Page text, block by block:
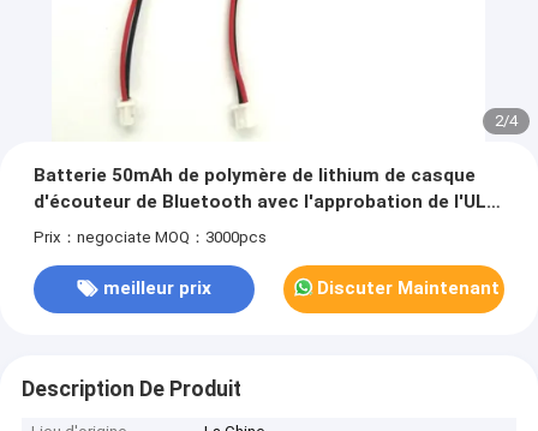
2/4
Batterie 50mAh de polymère de lithium de casque
d'écouteur de Bluetooth avec l'approbation de l'UL
ROHS de la CE de CB de kc
Prix：negociate MOQ：3000pcs
meilleur prix Discuter Maintenant
Description De Produit